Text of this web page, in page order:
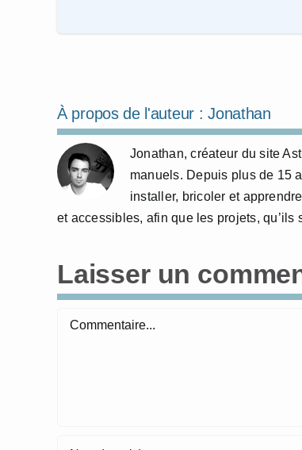
À propos de l'auteur :Jonathan
Jonathan, créateur du site
manuels. Depuis plus de 15
installer, bricoler et
et accessibles, afin que les projets,
Laisser un
Commentaire